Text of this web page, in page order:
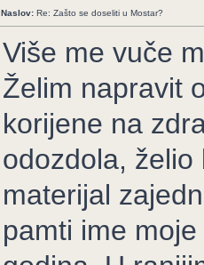
Naslov: Re: Zašto se doseliti u Mostar?
Više me vuče
Želim napravit
korijene na
odozdola,
materijal
pamti ime